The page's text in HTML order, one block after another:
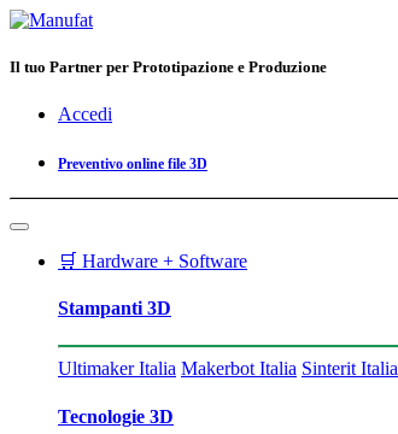
Il tuo Partner per Prototipazione e Produzione
Accedi
Preventivo online file 3D
🛒 Hardware + Software
Stampanti 3D
Ultimaker Italia Makerbot Italia Sinterit Italia
Tecnologie 3D